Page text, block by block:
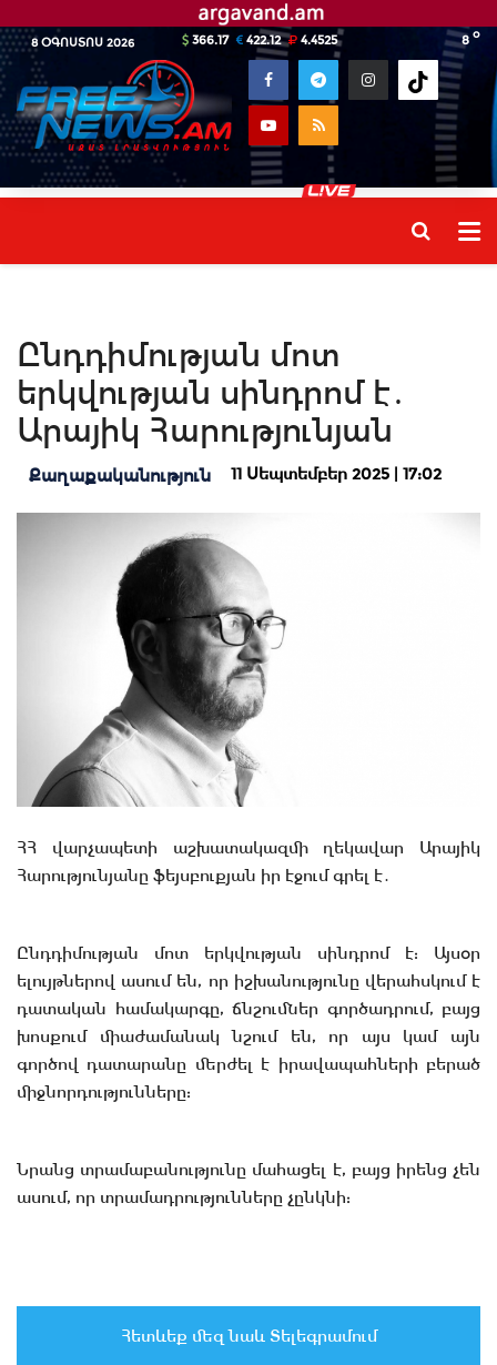
8 ՕԳՈՍՏՈՍ 2026 8 o
366.17 422.12 4.4525
Ընդդիմության մոտ
երկվության սինդրոմ է․
Արայիկ Հարությունյան
Քաղաքականություն 11 Սեպտեմբեր 2025 | 17:02
ՀՀ վարչապետի աշխատակազմի ղեկավար Արայիկ
Հարությունյանը ֆեյսբուքյան իր էջում գրել է․
Ընդդիմության մոտ երկվության սինդրոմ է: Այսօր
ելույթներով ասում են, որ իշխանությունը վերահսկում է
դատական համակարգը, ճնշումներ գործադրում, բայց
խոսքում միաժամանակ նշում են, որ այս կամ այն
գործով դատարանը մերժել է իրավապահների բերած
միջնորդությունները:
Նրանց տրամաբանությունը մահացել է, բայց իրենց չեն
ասում, որ տրամադրությունները չընկնի:
Հետևեք մեզ նաև Տելեգրամում